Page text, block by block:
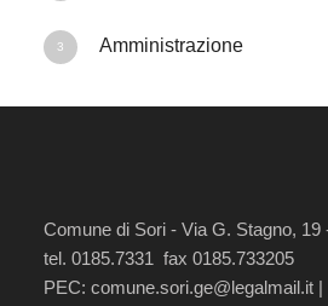
3 Amministrazione
Comune di Sori - Via G. Stagno, 19
tel. 0185.7331 fax 0185.733205
PEC: comune.sori.ge@legalmail.it